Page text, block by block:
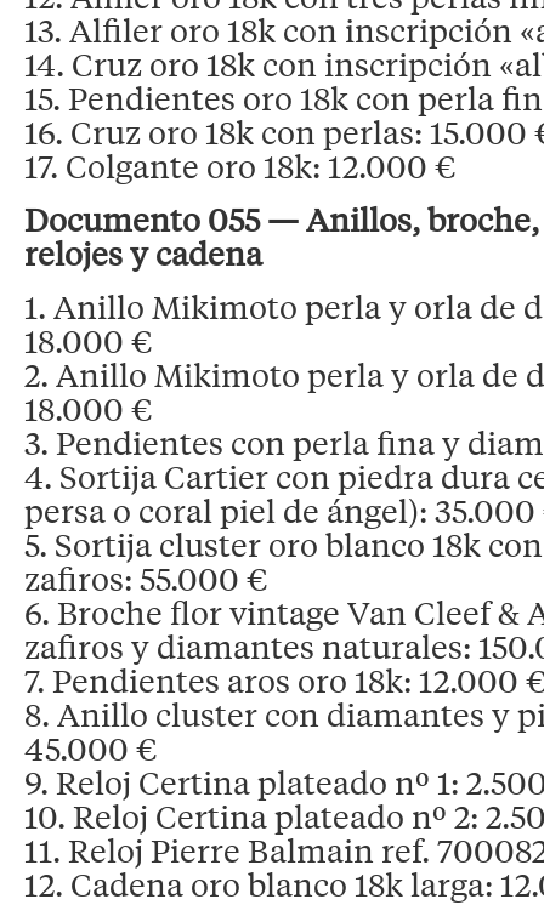
13. Alfiler oro 18k con inscripción
14. Cruz oro 18k con inscripción
15. Pendientes oro 18k con perla
16. Cruz oro 18k con perlas: 15.000
17. Colgante oro 18k: 12.000 €
Documento 055 — Anillos,
relojes y cadena
1. Anillo Mikimoto perla y orla de
18.000 €
2. Anillo Mikimoto perla y orla de
18.000 €
3. Pendientes con perla fina y
4. Sortija Cartier con piedra dura
persa o coral piel de ángel):
5. Sortija cluster oro blanco 18k
zafiros: 55.000 €
6. Broche flor vintage Van Cleef &
zafiros y diamantes naturales:
7. Pendientes aros oro 18k: 12.000
8. Anillo cluster con diamantes y
45.000 €
9. Reloj Certina plateado nº 1:
10. Reloj Certina plateado nº 2:
11. Reloj Pierre Balmain ref.
12. Cadena oro blanco 18k larga: